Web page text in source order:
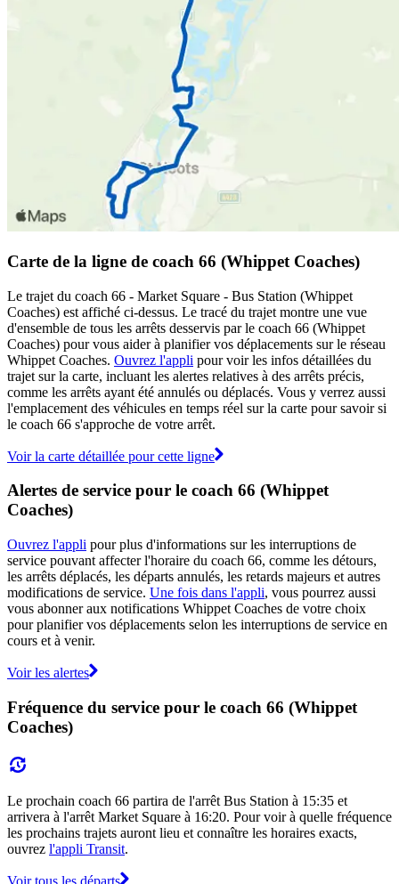
Carte de la ligne de coach 66 (Whippet Coaches)
Le trajet du coach 66 - Market Square - Bus Station (Whippet
Coaches) est affiché ci-dessus. Le tracé du trajet montre une vue
d'ensemble de tous les arrêts desservis par le coach 66 (Whippet
Coaches) pour vous aider à planifier vos déplacements sur le réseau
Whippet Coaches. Ouvrez l'appli pour voir les infos détaillées du
trajet sur la carte, incluant les alertes relatives à des arrêts précis,
comme les arrêts ayant été annulés ou déplacés. Vous y verrez aussi
l'emplacement des véhicules en temps réel sur la carte pour savoir si
le coach 66 s'approche de votre arrêt.
Voir la carte détaillée pour cette ligne
Alertes de service pour le coach 66 (Whippet
Coaches)
Ouvrez l'appli pour plus d'informations sur les interruptions de
service pouvant affecter l'horaire du coach 66, comme les détours,
les arrêts déplacés, les départs annulés, les retards majeurs et autres
modifications de service. Une fois dans l'appli, vous pourrez aussi
vous abonner aux notifications Whippet Coaches de votre choix
pour planifier vos déplacements selon les interruptions de service en
cours et à venir.
Voir les alertes
Fréquence du service pour le coach 66 (Whippet
Coaches)
Le prochain coach 66 partira de l'arrêt Bus Station à 15:35 et
arrivera à l'arrêt Market Square à 16:20. Pour voir à quelle fréquence
les prochains trajets auront lieu et connaître les horaires exacts,
ouvrez l'appli Transit.
Voir tous les départs